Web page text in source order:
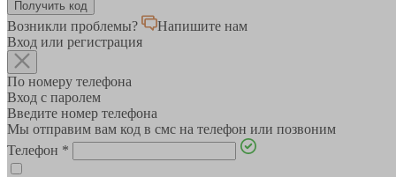
Возникли проблемы?
Напишите нам
Вход или регистрация
По номеру телефона
Вход с паролем
Введите номер телефона
Мы отправим вам код в смс на телефон или позвоним
Телефон *